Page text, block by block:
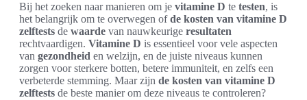
Bij het zoeken naar manieren om je vitamine D te testen, is
het belangrijk om te overwegen ofde kosten van vitamine D
zelftests de waarde van nauwkeurige resultaten
rechtvaardigen. Vitamine D is essentieel voor vele aspecten
van gezondheid en welzijn, en de juiste niveaus kunnen
zorgen voor sterkere botten, betere immuniteit, en zelfs een
verbeterde stemming. Maar zijn de kosten van vitamine D
zelftests de beste manier om deze niveaus te controleren?